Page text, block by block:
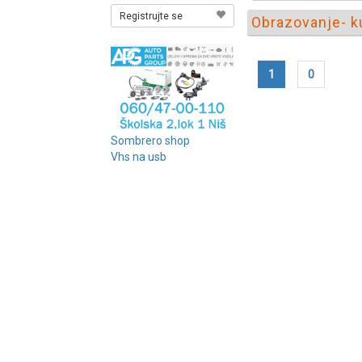
Registrujte se
Sombrero shop
Vhs na usb
Obrazovanje-
1 0